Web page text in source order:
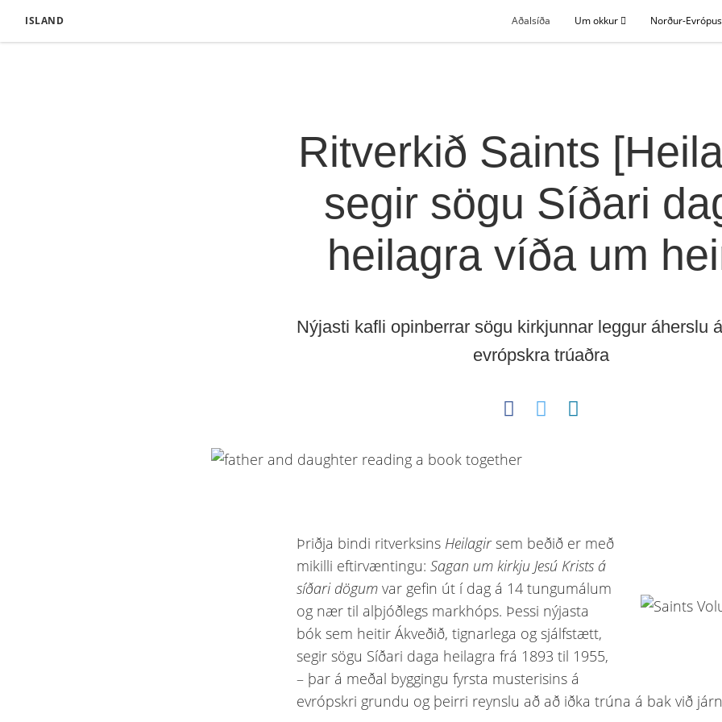
ISLAND Aðalsíða Um okkur Norður-
Ritverkið Saints
segir sögu Síðari
heilagra víða um
Nýjasti kafli opinberrar sögu kirkjunnar leggur áherslu
evrópskra trúaðra
Þriðja bindi ritverksins Heilagirsem beðið er með
mikilli eftirvæntingu:Sagan um kirkju Jesú Krists á
síðari dögum var gefin út í dag á 14 tungumálum
og nær til alþjóðlegs markhóps. Þessi nýjasta
bók sem heitir Ákveðið, tignarlega og sjálfstætt,
segir sögu Síðari daga heilagra frá 1893 til 1955,
– þar á meðal byggingu fyrsta musterisins á
evrópskri grundu og þeirri reynslu að að iðka trúna á bak við